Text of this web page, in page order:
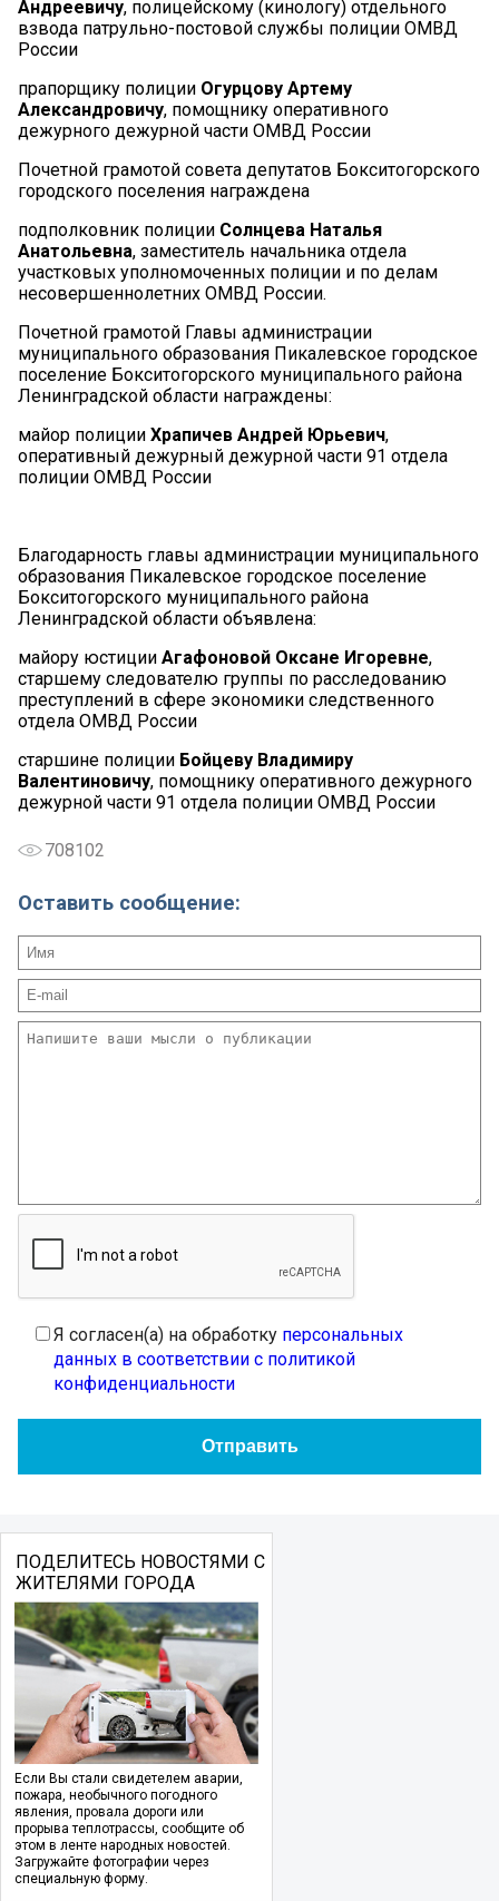
Андреевичу, полицейскому (кинологу) отдельного
взвода патрульно-постовой службы полиции ОМВД
России
прапорщику полиции Огурцову Артему
Александровичу, помощнику оперативного
дежурного дежурной части ОМВД России
Почетной грамотой совета депутатов Бокситогорского
городского поселения награждена
подполковник полиции Солнцева Наталья
Анатольевна, заместитель начальника отдела
участковых уполномоченных полиции и по делам
несовершеннолетних ОМВД России.
Почетной грамотой Главы администрации
муниципального образования Пикалевское городское
поселение Бокситогорского муниципального района
Ленинградской области награждены:
майор полиции Храпичев Андрей Юрьевич,
оперативный дежурный дежурной части 91 отдела
полиции ОМВД России
Благодарность главы администрации муниципального
образования Пикалевское городское поселение
Бокситогорского муниципального района
Ленинградской области объявлена:
майору юстиции Агафоновой Оксане Игоревне,
старшему следователю группы по расследованию
преступлений в сфере экономики следственного
отдела ОМВД России
старшине полиции Бойцеву Владимиру
Валентиновичу, помощнику оперативного дежурного
дежурной части 91 отдела полиции ОМВД России
708102
Оставить сообщение:
Я согласен(а) на обработку персональных
данных в соответствии с политикой
конфиденциальности
ПОДЕЛИТЕСЬ НОВОСТЯМИ С
ЖИТЕЛЯМИ ГОРОДА
Если Вы стали свидетелем аварии,
пожара, необычного погодного
явления, провала дороги или
прорыва теплотрассы, сообщите об
этом в ленте народных новостей.
Загружайте фотографии через
специальную форму.